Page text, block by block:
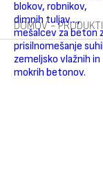
DOMOV-PRODUKTI